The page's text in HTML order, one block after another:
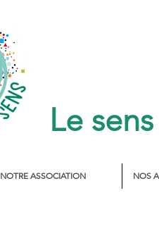
Le
NOTRE ASSOCIATION NOS